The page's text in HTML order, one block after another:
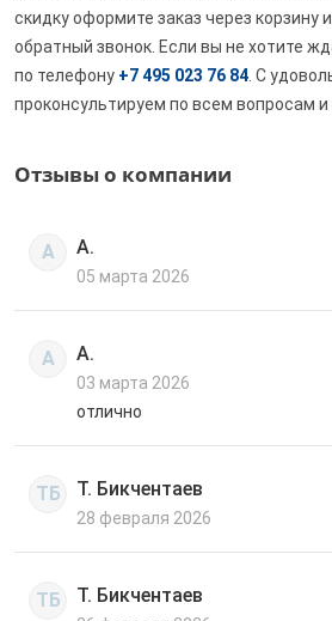
скидку оформите заказ через корзину
обратный звонок. Если вы не хотите
по телефону +7 495 023 76 84 . С
проконсультируем по всем вопросам
Отзывы о компании
А А.
05 марта 2026
А А.
03 марта 2026
отлично
ТБ Т. Бикчентаев
28 февраля 2026
ТБ Т. Бикчентаев